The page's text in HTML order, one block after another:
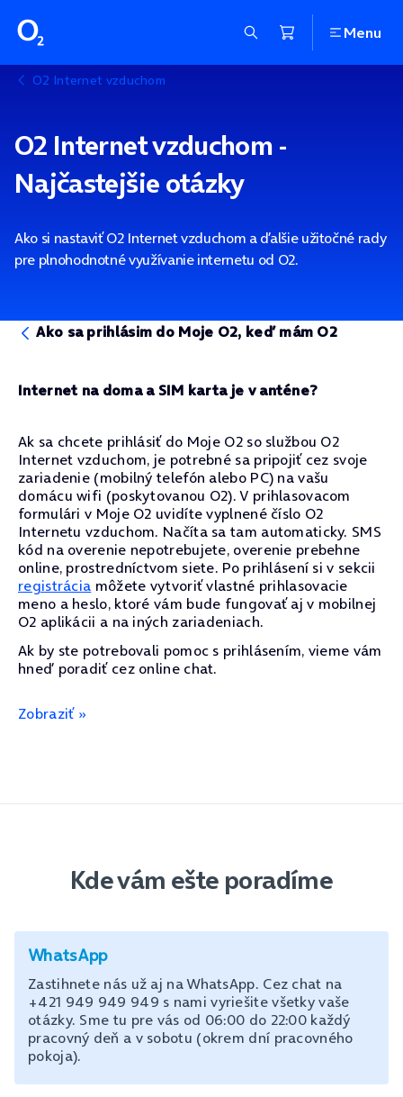
Menu
O2 Internet vzduchom
O2 Internet vzduchom -
Najčastejšie otázky
Ako si nastaviť O2 Internet vzduchom a ďalšie užitočné rady
pre plnohodnotné využívanie internetu od O2.
Ako sa prihlásim do Moje O2, keď mám O2
Internet na doma a SIM karta je v anténe?
Ak sa chcete prihlásiť do Moje O2 so službou O2
Internet vzduchom, je potrebné sa pripojiť cez svoje
zariadenie (mobilný telefón alebo PC) na vašu
domácu wifi (poskytovanou O2). V prihlasovacom
formulári v Moje O2 uvidíte vyplnené číslo O2
Internetu vzduchom. Načíta sa tam automaticky. SMS
kód na overenie nepotrebujete, overenie prebehne
online, prostredníctvom siete. Po prihlásení si v sekcii
registrácia môžete vytvoriť vlastné prihlasovacie
meno a heslo, ktoré vám bude fungovať aj v mobilnej
O2 aplikácii a na iných zariadeniach.
Ak by ste potrebovali pomoc s prihlásením, vieme vám
hneď poradiť cez online chat.
Zobraziť »
Kde vám ešte poradíme
WhatsApp
Zastihnete nás už aj na WhatsApp. Cez chat na
+421 949 949 949 s nami vyriešite všetky vaše
otázky. Sme tu pre vás od 06:00 do 22:00 každý
pracovný deň a v sobotu (okrem dní pracovného
pokoja).